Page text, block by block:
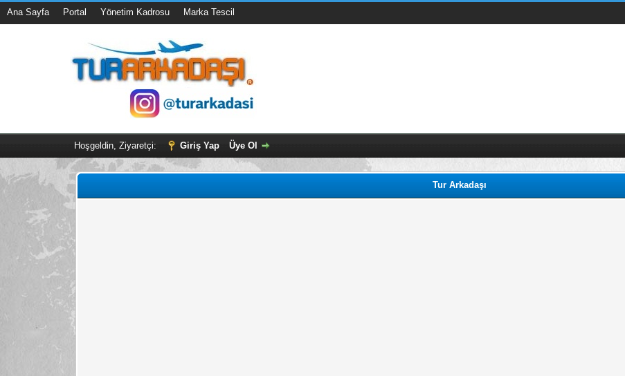
Ana Sayfa Portal Yönetim Kadrosu Marka Tescil
Hoşgeldin, Ziyaretçi: Giriş Yap Üye Ol
Tur Arkadaşı